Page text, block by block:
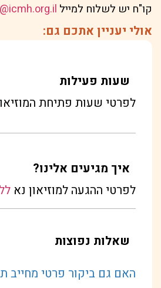
קו"ח יש לשלוח למייל
אולי יעניין אתכם גם:
שעות פעילות
לפרטי שעות פתיחת המוזיאון
איך מגיעים אלינו?
לפרטי ההגעה למוזיאון נא
שאלות נפוצות
האם גם ביקור פרטי מחייב